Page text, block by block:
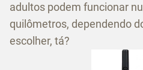
adultos podem funcionar
quilômetros, dependendo
escolher, tá?